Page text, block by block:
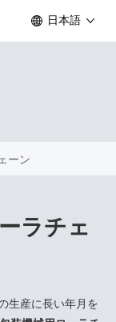
日本語
ーン
ラチェ
生産に長い年月を